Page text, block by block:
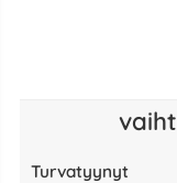
Turvatyynyt